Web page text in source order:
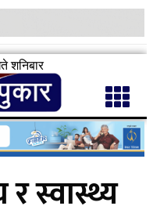
शनिबार
स्वास्थ्य